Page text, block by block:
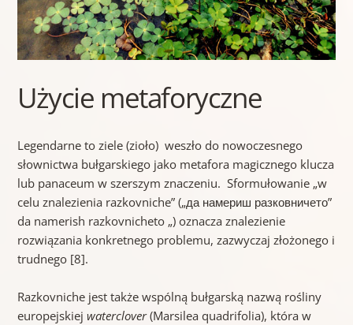
Użycie metaforyczne
Legendarne to ziele (zioło) weszło do nowoczesnego
słownictwa bułgarskiego jako metafora magicznego klucza
lub panaceum w szerszym znaczeniu. Sformułowanie „w
celu znalezienia razkovniche” („да намериш разковничето”
da namerish razkovnicheto „) oznacza znalezienie
rozwiązania konkretnego problemu, zazwyczaj złożonego i
trudnego [8].
Razkovniche jest także wspólną bułgarską nazwą rośliny
europejskiej waterclover(Marsilea quadrifolia), która w